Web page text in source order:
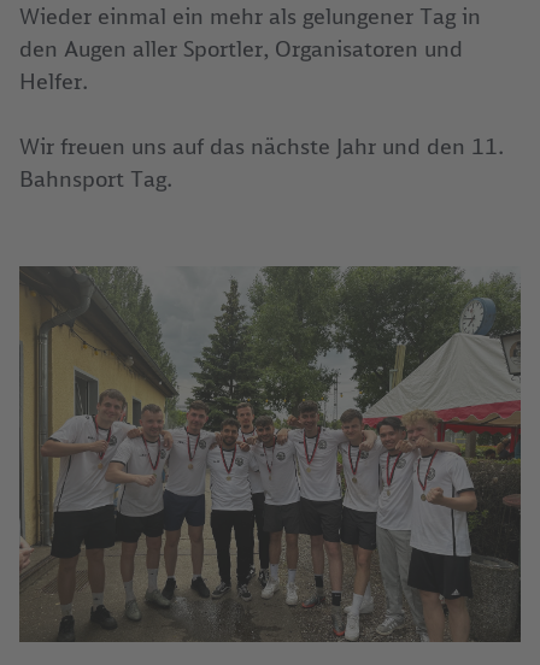
Wieder einmal ein mehr als gelungener Tag in
den Augen aller Sportler, Organisatoren und
Helfer.
Wir freuen uns auf das nächste Jahr und den 11.
Bahnsport Tag.